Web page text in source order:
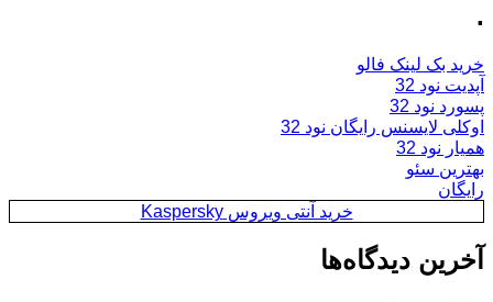
.
خرید بک لینک فالو
آپدیت نود 32
پسورد نود 32
اوکلی لایسنس رایگان نود 32
همیار نود 32
بهترین سئو
رایگان
خرید آنتی ویروس Kaspersky
آخرین دیدگاه‌ها